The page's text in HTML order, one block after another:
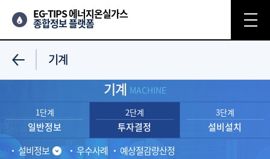
EG-TIPS 에너지온실가스
종합정보 플랫폼
기계
기계 MACHINE
1단계
일반정보
2단계
투자결정
설비정보
우수사례 예상절감량산정
3단계
설비설치